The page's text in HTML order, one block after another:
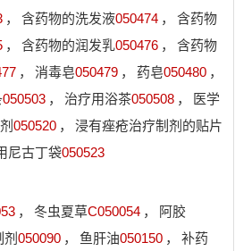
， 含药物的洗发液050474 ，
含药物
， 含药物的润发乳050476 ，
含药物
， 消毒皂050479 ， 药皂050480 ，
050503 ， 治疗用浴茶050508 ，
医学
050520 ，
浸有痤疮治疗制剂的贴片
尼古丁袋050523
， 冬虫夏草C050054 ，
阿胶
050090 ， 鱼肝油050150 ，
补药